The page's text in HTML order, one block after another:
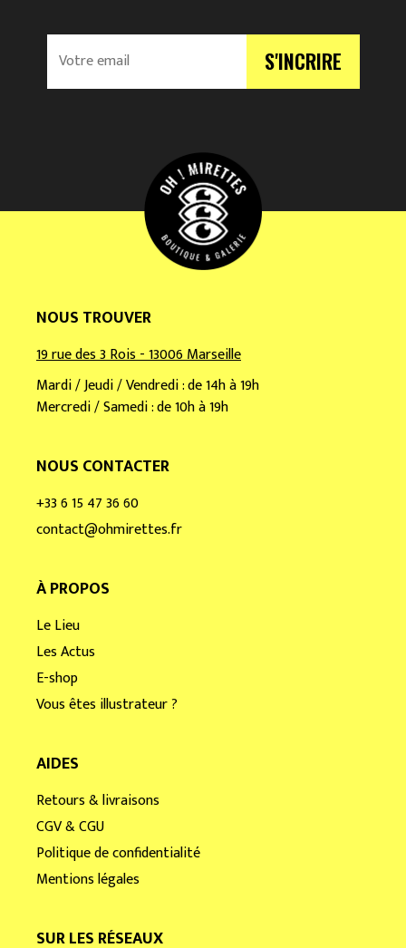
V
r
l
S'INCRIRE
NOUS TROUVER
19 rue des 3 Rois - 13006 Marseille
Mardi / Jeudi / Vendredi : de 14h à 19h
Mercredi / Samedi : de 10h à 19h
NOUS CONTACTER
+33 6 15 47 36 60
contact@ohmirettes.fr
À PROPOS
Le Lieu
Les Actus
E-shop
Vous êtes illustrateur ?
AIDES
Retours & livraisons
CGV & CGU
Politique de confidentialité
Mentions légales
SUR LES RÉSEAUX